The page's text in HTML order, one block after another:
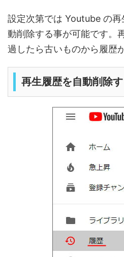
設定次第では Youtube の再
動削除する事が可能です。
過したら古いものから履歴
再生履歴を自動削除